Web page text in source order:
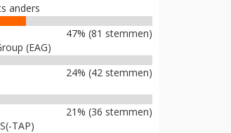
anders
47% (81 stemmen)
(EAG)
24% (42 stemmen)
21% (36 stemmen)
TAP)